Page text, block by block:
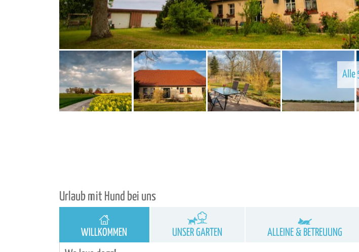
Alle
Urlaub mit Hund bei uns
WILLKOMMEN UNSER GARTEN ALLEINE & BETREUUNG